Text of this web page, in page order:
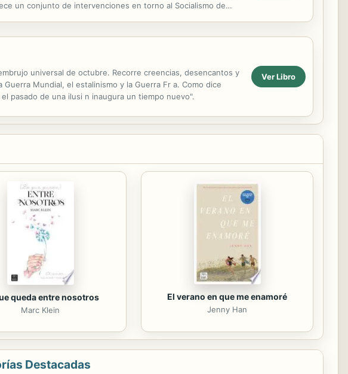
un conjunto de intervenciones en torno al Socialismo de
universal de octubre. Recorre creencias, desencantos y
Mundial, el estalinismo y la Guerra Fr a. Como dice
pasado de una ilusi n inaugura un tiempo nuevo".
Ver Libro
queda entre nosotros
Marc Klein
El verano en que me enamoré
Jenny Han
Destacadas